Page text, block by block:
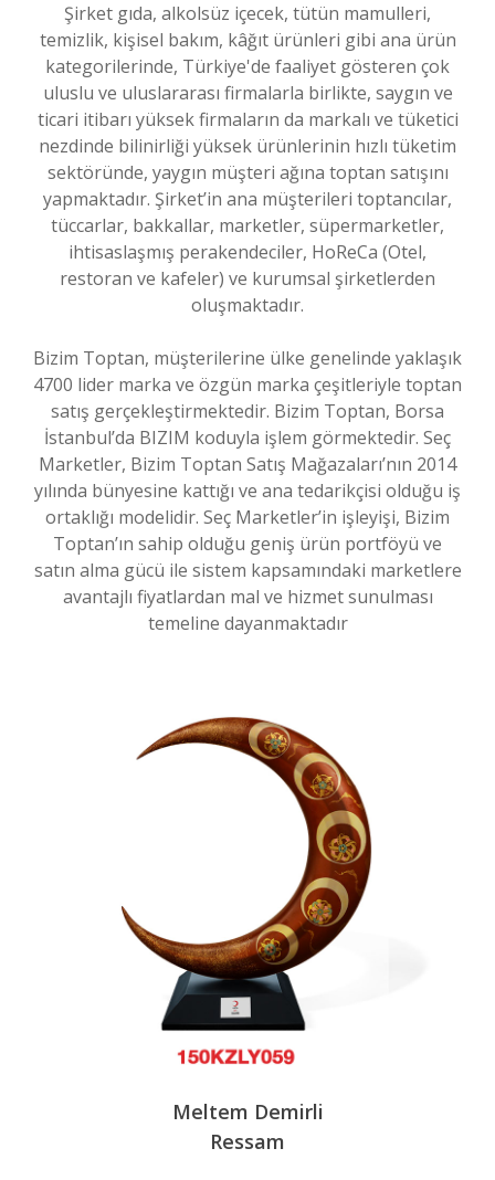
Şirket gıda, alkolsüz içecek, tütün mamulleri,
temizlik, kişisel bakım, kâğıt ürünleri gibi ana ürün
kategorilerinde, Türkiye'de faaliyet gösteren çok
uluslu ve uluslararası firmalarla birlikte, saygın ve
ticari itibarı yüksek firmaların da markalı ve tüketici
nezdinde bilinirliği yüksek ürünlerinin hızlı tüketim
sektöründe, yaygın müşteri ağına toptan satışını
yapmaktadır. Şirket’in ana müşterileri toptancılar,
tüccarlar, bakkallar, marketler, süpermarketler,
ihtisaslaşmış perakendeciler, HoReCa (Otel,
restoran ve kafeler) ve kurumsal şirketlerden
oluşmaktadır.
Bizim Toptan, müşterilerine ülke genelinde yaklaşık
4700 lider marka ve özgün marka çeşitleriyle toptan
satış gerçekleştirmektedir. Bizim Toptan, Borsa
İstanbul’da BIZIM koduyla işlem görmektedir. Seç
Marketler, Bizim Toptan Satış Mağazaları’nın 2014
yılında bünyesine kattığı ve ana tedarikçisi olduğu iş
ortaklığı modelidir. Seç Marketler’in işleyişi, Bizim
Toptan’ın sahip olduğu geniş ürün portföyü ve
satın alma gücü ile sistem kapsamındaki marketlere
avantajlı fiyatlardan mal ve hizmet sunulması
temeline dayanmaktadır
Meltem Demirli
Ressam